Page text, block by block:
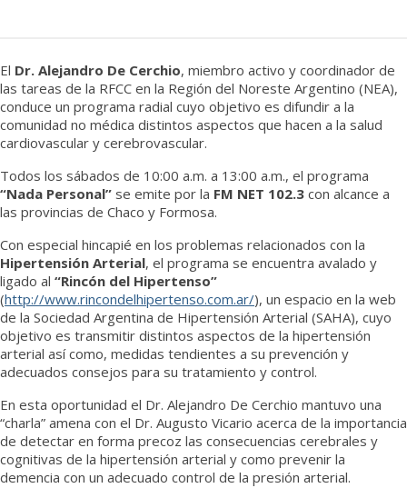
El Dr. Alejandro De Cerchio, miembro activo y coordinador de
las tareas de la RFCC en la Región del Noreste Argentino (NEA),
conduce un programa radial cuyo objetivo es difundir a la
comunidad no médica distintos aspectos que hacen a la salud
cardiovascular y cerebrovascular.
Todos los sábados de 10:00 a.m. a 13:00 a.m., el programa
“Nada Personal” se emite por la FM NET 102.3 con alcance a
las provincias de Chaco y Formosa.
Con especial hincapié en los problemas relacionados con la
Hipertensión Arterial, el programa se encuentra avalado y
ligado al “Rincón del Hipertenso”
(http://www.rincondelhipertenso.com.ar/), un espacio en la web
de la Sociedad Argentina de Hipertensión Arterial (SAHA), cuyo
objetivo es transmitir distintos aspectos de la hipertensión
arterial así como, medidas tendientes a su prevención y
adecuados consejos para su tratamiento y control.
En esta oportunidad el Dr. Alejandro De Cerchio mantuvo una
“charla” amena con el Dr. Augusto Vicario acerca de la importancia
de detectar en forma precoz las consecuencias cerebrales y
cognitivas de la hipertensión arterial y como prevenir la
demencia con un adecuado control de la presión arterial.